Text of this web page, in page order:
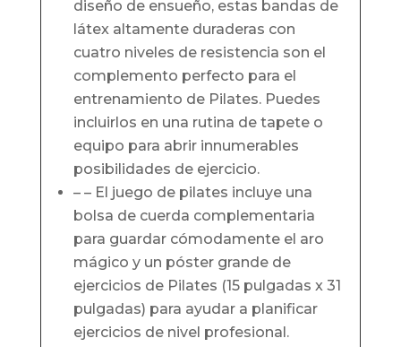
diseño de ensueño, estas bandas de
látex altamente duraderas con
cuatro niveles de resistencia son el
complemento perfecto para el
entrenamiento de Pilates. Puedes
incluirlos en una rutina de tapete o
equipo para abrir innumerables
posibilidades de ejercicio.
– – El juego de pilates incluye una
bolsa de cuerda complementaria
para guardar cómodamente el aro
mágico y un póster grande de
ejercicios de Pilates (15 pulgadas x 31
pulgadas) para ayudar a planificar
ejercicios de nivel profesional.